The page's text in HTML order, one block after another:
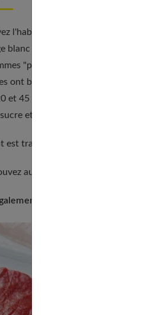
l'habitude de vous accorder une
blanc maigre, œuf dur, fromage
"pèse" en moyenne 400 kcal -
ont besoin de beaucoup plus
et 45 % des calories qu'elles
et 2 à 4 % pour le gras).
est traité en profondeur dans
aussi lire notre article dédié :
: